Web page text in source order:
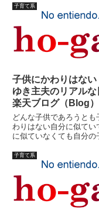
サークルやってるのを妻
行って、知り合いの奥様
ミレス会議。その後喘息
説明会だ。長女は誰もい
ち...
子育て系
子供にかわりはない
ゆき主夫のリアルな
楽天ブログ（Blog）
どんな子供であろうとも
わりはない自分に似てい
に似ていなくても自分の
くても歌が下手でもダン
でもよろけてしまっても
ることをしても貶される
ても子供にかわりはない
と...
子育て系